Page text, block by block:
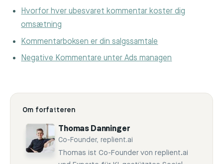
Hvorfor hver ubesvaret kommentar koster dig
omsætning
Kommentarboksen er din salgssamtale
Negative Kommentare unter Ads managen
Om forfatteren
Thomas Danninger
Co-Founder, replient.ai
Thomas ist Co-Founder von replient.ai